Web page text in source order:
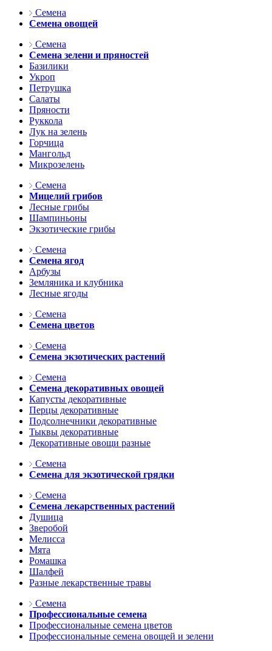
Семена
Семена овощей
Семена
Семена зелени и пряностей
Базилики
Укроп
Петрушка
Салаты
Пряности
Руккола
Лук на зелень
Горчица
Мангольд
Микрозелень
Семена
Мицелий грибов
Лесные грибы
Шампиньоны
Экзотические грибы
Семена
Семена ягод
Арбузы
Земляника и клубника
Лесные ягоды
Семена
Семена цветов
Семена
Семена экзотических растений
Семена
Семена декоративных овощей
Капусты декоративные
Перцы декоративные
Подсолнечники декоративные
Тыквы декоративные
Декоративные овощи разные
Семена
Семена для экзотической грядки
Семена
Семена лекарственных растений
Душица
Зверобой
Мелисса
Мята
Ромашка
Шалфей
Разные лекарственные травы
Семена
Профессиональные семена
Профессиональные семена цветов
Профессиональные семена овощей и зелени